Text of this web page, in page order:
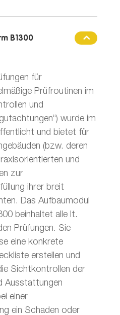
B1300
für
Prüfroutinen im
und
wurde im
und bietet für
(bzw. deren
und
zur
ihrer breit
Das Aufbaumodul
beinhaltet alle lt.
Prüfungen. Sie
eine konkrete
erstellen und
Sichtkontrollen der
Ausstattungen
einer
ein Schaden oder